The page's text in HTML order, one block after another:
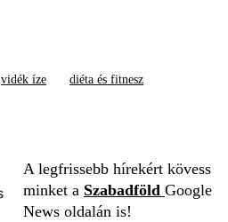
vidék íze diéta és fitnesz
A legfrissebb hírekért kövess
minket a Szabadföld Google
News oldalán is!